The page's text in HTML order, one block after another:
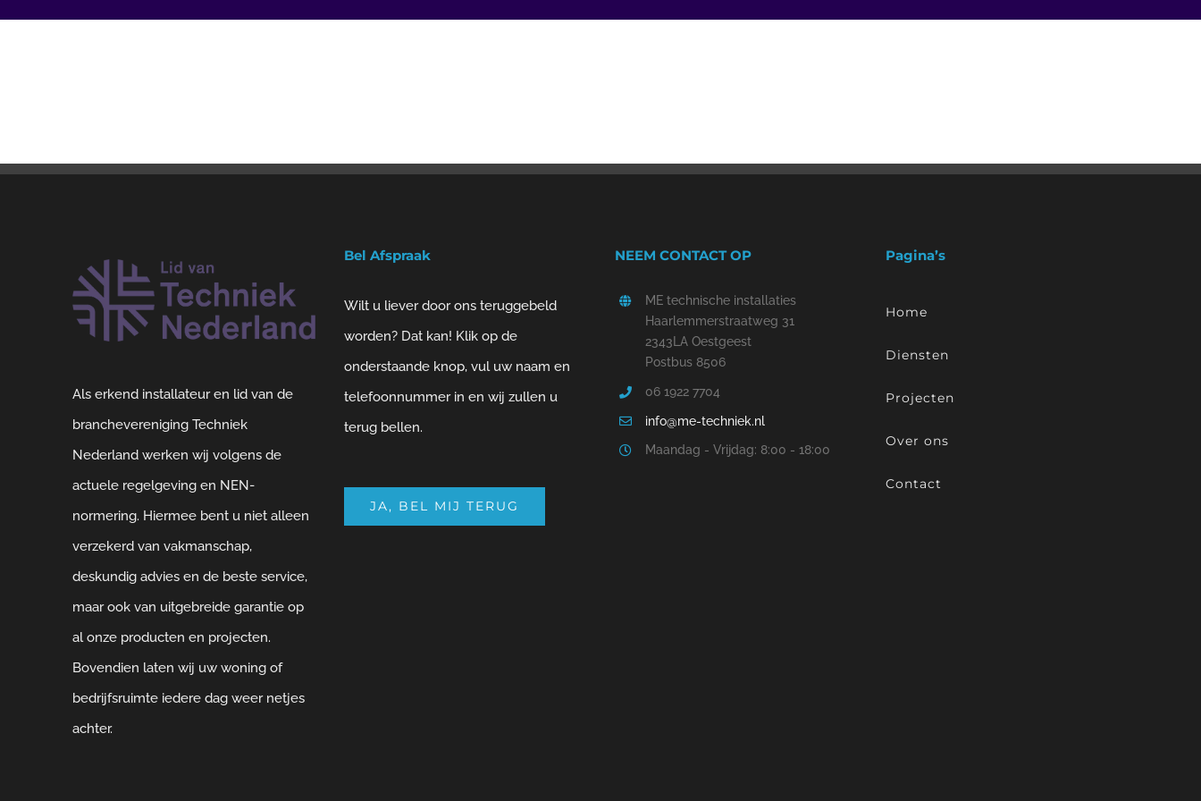
Als erkend installateur en lid van de
branchevereniging Techniek
Nederland werken wij volgens de
actuele regelgeving en NEN-
normering. Hiermee bent u niet alleen
verzekerd van vakmanschap,
deskundig advies en de beste service,
maar ook van uitgebreide garantie op
al onze producten en projecten.
Bovendien laten wij uw woning of
bedrijfsruimte iedere dag weer netjes
achter.
Bel Afspraak
Wilt u liever door ons teruggebeld
worden? Dat kan! Klik op de
onderstaande knop, vul uw naam en
telefoonnummer in en wij zullen u
terug bellen.
JA, BEL MIJ TERUG
NEEM CONTACT OP
ME technische installaties
Haarlemmerstraatweg 31
2343LA Oestgeest
Postbus 8506
06 1922 7704
info@me-techniek.nl
Maandag - Vrijdag: 8:00 - 18:00
Pagina’s
Home
Diensten
Projecten
Over ons
Contact